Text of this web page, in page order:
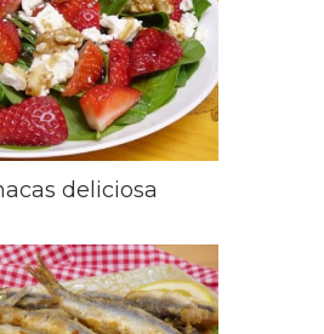
deliciosa